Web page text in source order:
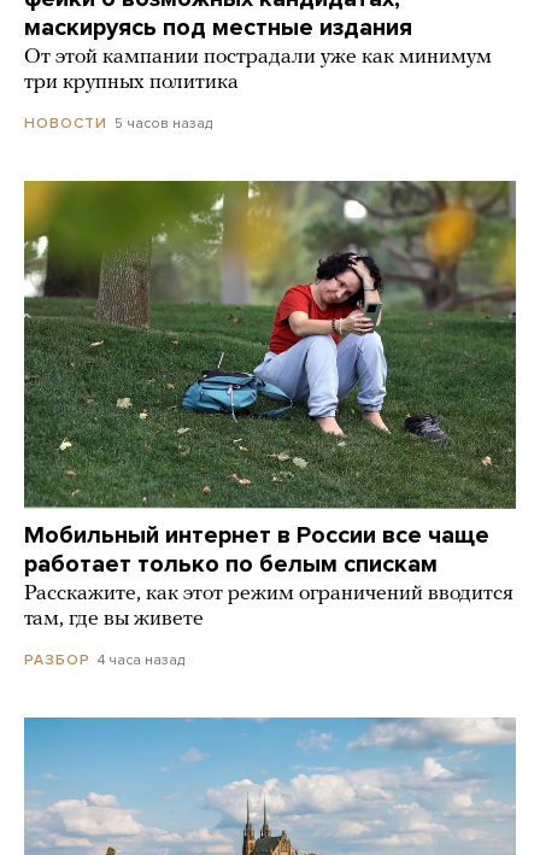
маскируясь под местные издания
От этой кампании пострадали уже как минимум
три крупных политика
НОВОСТИ 5 часов назад
Мобильный интернет в России все чаще
работает только по белым спискам
Расскажите, как этот режим ограничений вводится
там, где вы живете
РАЗБОР 4 часа назад